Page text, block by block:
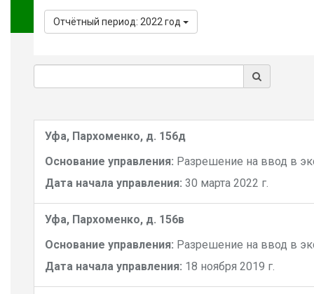
Отчётный период: 2022 год
Уфа, Пархоменко, д. 156д
Основание управления: Разрешение на ввод в
Дата начала управления: 30 марта 2022 г.
Уфа, Пархоменко, д. 156в
Основание управления: Разрешение на ввод в
Дата начала управления: 18 ноября 2019 г.